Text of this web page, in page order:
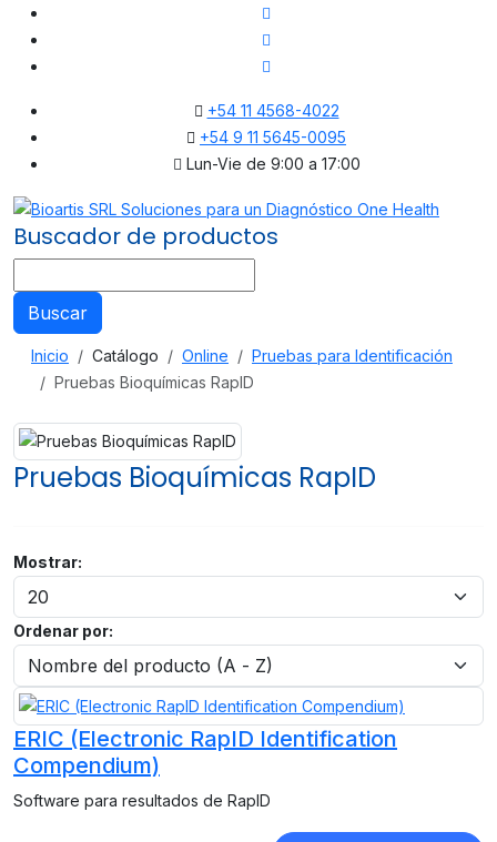
+54 11 4568-4022
+54 9 11 5645-0095
Lun-Vie de 9:00 a 17:00
Buscador de productos
Buscar
Inicio Catálogo Online
Pruebas para Identificación
Pruebas Bioquímicas RapID
Pruebas Bioquímicas RapID
Mostrar:
Ordenar por:
ERIC (Electronic RapID Identification
Compendium)
Software para resultados de RapID